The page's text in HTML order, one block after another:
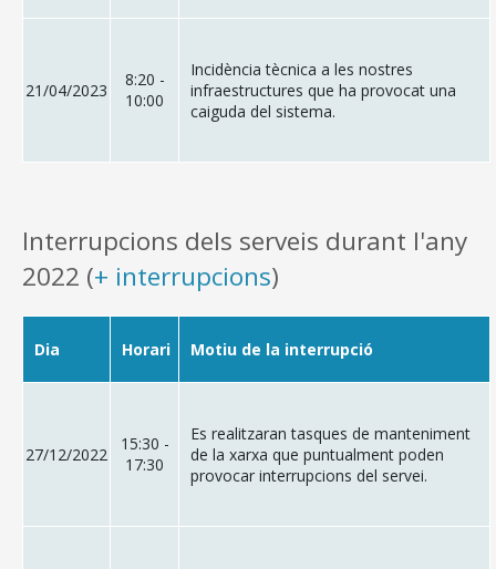
21/04/2023
8:20 -
10:00
Incidència tècnica a les nostres
infraestructures que ha provocat una
caiguda del sistema.
Interrupcions dels serveis durant l'any
2022 (+ interrupcions)
Dia Horari Motiu de la interrupció
27/12/2022
15:30 -
17:30
Es realitzaran tasques de manteniment
de la xarxa que puntualment poden
provocar interrupcions del servei.